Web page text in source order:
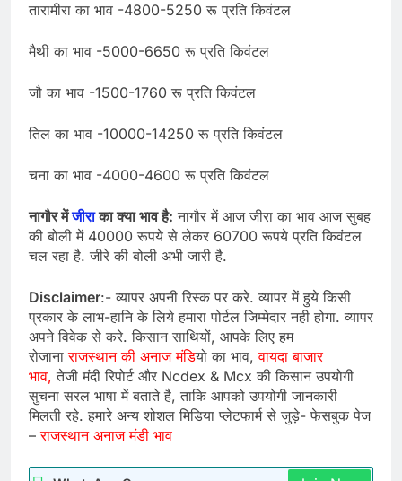
तारामीरा का भाव -4800-5250 रू प्रति किवंटल
मैथी का भाव -5000-6650 रू प्रति किवंटल
जौ का भाव -1500-1760 रू प्रति किवंटल
तिल का भाव -10000-14250 रू प्रति किवंटल
चना का भाव -4000-4600 रू प्रति किवंटल
नागौर मेंजीराका क्या भाव है: नागौर में आज जीरा का भाव आज सुबह
की बोली में 40000 रूपये से लेकर 60700 रूपये प्रति किवंटल
चल रहा है. जीरे की बोली अभी जारी है.
Disclaimer:- व्यापर अपनी रिस्क पर करे. व्यापर में हुये किसी
प्रकार के लाभ-हानि के लिये हमारा पोर्टल जिम्मेदार नही होगा. व्यापर
अपने विवेक से करे. किसान साथियों, आपके लिए हम
रोजानाराजस्थान की अनाज मंडियो का भाव, वायदा बाजार
भाव, तेजी मंदी रिपोर्ट और Ncdex & Mcx की किसान उपयोगी
सुचना सरल भाषा में बताते है, ताकि आपको उपयोगी जानकारी
मिलती रहे. हमारे अन्य शोशल मिडिया प्लेटफार्म से जुड़े- फेसबुक पेज
–राजस्थान अनाज मंडी भाव